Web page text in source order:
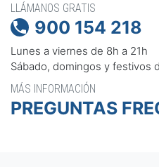
LLÁMANOS GRATIS
 900 154 218
Lunes a viernes de 8h a 21h
Sábado, domingos y festivos
MÁS INFORMACIÓN
PREGUNTAS